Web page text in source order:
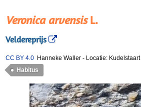
Veronica arvensisL.
Veldereprijs
CC BY 4.0 Hanneke Waller - Locatie: Kudelstaart
Habitus